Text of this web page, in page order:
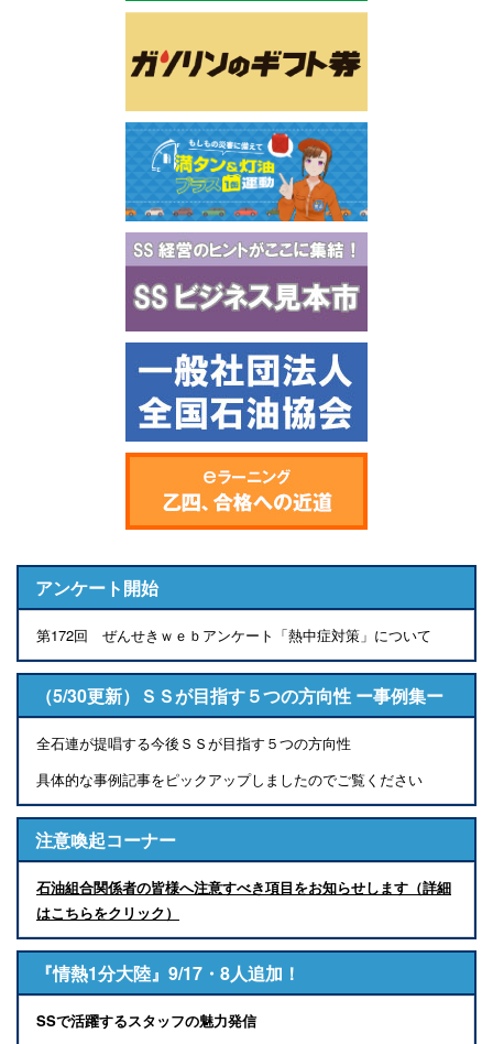
アンケート開始
第172回 ぜんせきｗｅｂアンケート「熱中症対策」について
（5/30更新）ＳＳが目指す５つの方向性 ー事例集ー
全石連が提唱する今後ＳＳが目指す５つの方向性
具体的な事例記事をピックアップしましたのでご覧ください
注意喚起コーナー
石油組合関係者の皆様へ注意すべき項目をお知らせします（詳細
はこちらをクリック）
『情熱1分大陸』9/17・8人追加！
SSで活躍するスタッフの魅力発信